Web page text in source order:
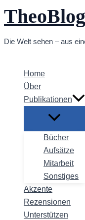
Zum
Inhalt
Die Welt sehen – aus
Home
Über
Publikationen
Bücher
Aufsätze
Mitarbeit
Sonstiges
Akzente
Rezensionen
Unterstützen